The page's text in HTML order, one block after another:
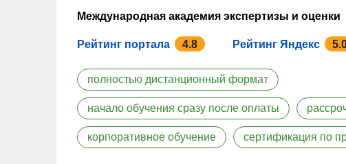
Международная академия экспертизы и оценки
Рейтинг портала 4.8 Рейтинг Яндекс
полностью дистанционный формат
начало обучения сразу после оплаты
корпоративное обучение сертификация по